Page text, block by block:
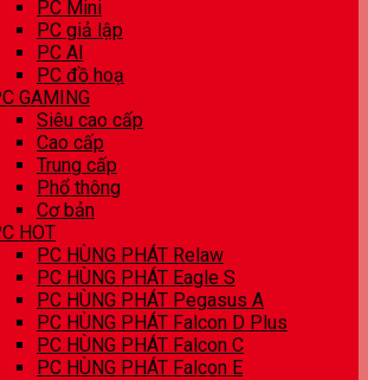
PC Mini
PC giả lập
PC AI
PC đồ hoạ
GAMING
Siêu cao cấp
Cao cấp
Trung cấp
Phổ thông
Cơ bản
HOT
PC HÙNG PHÁT Relaw
PC HÙNG PHÁT Eagle S
PC HÙNG PHÁT Pegasus A
PC HÙNG PHÁT Falcon D Plus
PC HÙNG PHÁT Falcon C
PC HÙNG PHÁT Falcon E